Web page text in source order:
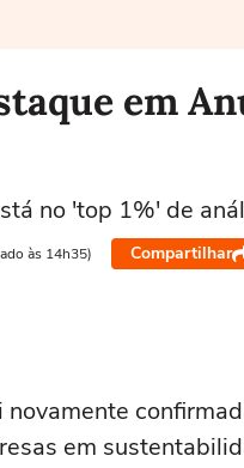
em
no 'top 1%' de
às 14h35) Compartilhar
em